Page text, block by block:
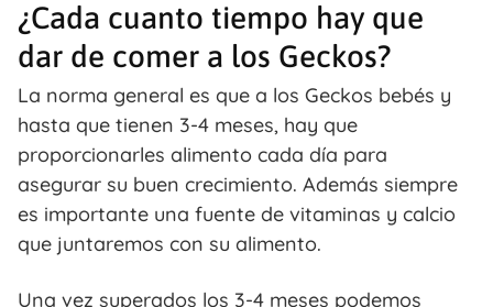
¿Cada cuanto tiempo hay que
dar de comer a los Geckos?
La norma general es que a los Geckos bebés y
hasta que tienen 3-4 meses, hay que
proporcionarles alimento cada día para
asegurar su buen crecimiento. Además siempre
es importante una fuente de vitaminas y calcio
que juntaremos con su alimento.
Una vez superados los 3-4 meses podemos